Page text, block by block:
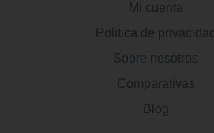
Mi cuenta
Politica de privacidad
Sobre nosotros
Comparativas
Blog